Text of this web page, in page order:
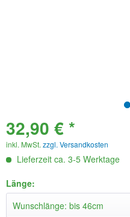
32,90 € *
inkl. MwSt. zzgl. Versandkosten
Lieferzeit ca. 3-5 Werktage
Länge: